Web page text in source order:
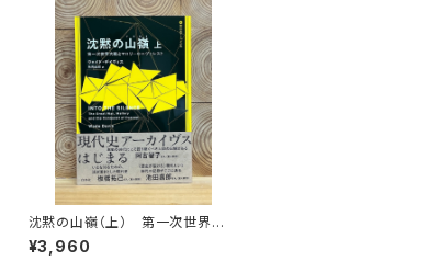
沈黙の山嶺（上） 第一次世界大
戦とマロリーのエヴェレスト
¥3,960